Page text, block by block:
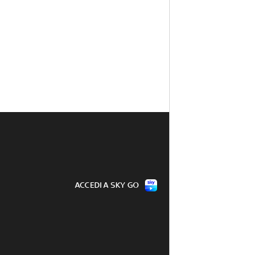
ACCEDI A SKY GO